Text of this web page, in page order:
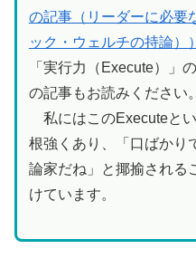
の記事（リーダーに必要
ック・ウェルチの持論））
「実行力（Execute）」
の記事もお読みください。
私にはこのExecuteと
根強くあり、「口ばかり
論家だね」と揶揄される
けています。